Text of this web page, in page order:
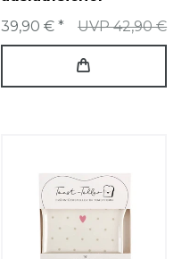
UVP 42,90 €
39,90 € *